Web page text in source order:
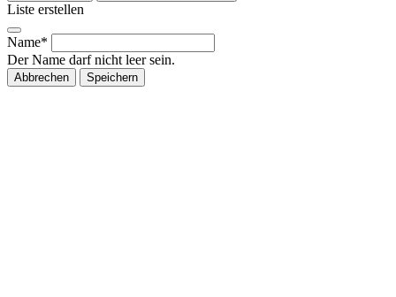
Liste erstellen
Name*
Der Name darf nicht leer sein.
Abbrechen Speichern